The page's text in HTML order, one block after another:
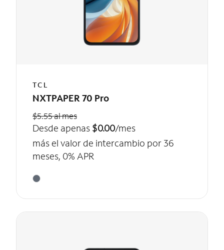
TCL
NXTPAPER 70 Pro
$5.55 al mes
Desde apenas $0.00/mes
más el valor de intercambio por 36
meses, 0% APR